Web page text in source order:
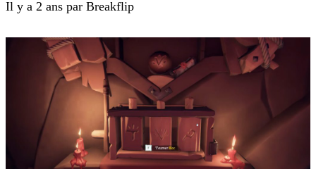
Il y a 2 ans par Breakflip